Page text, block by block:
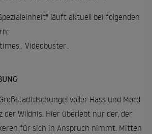
läuft aktuell bei folgenden
, Videobuster.
voller Hass und Mord
der Wildnis. Hier überlebt nur der, der
für sich in Anspruch nimmt. Mitten